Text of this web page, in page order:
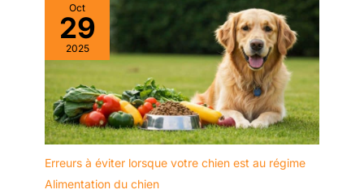
Oct
29
2025
Erreurs à éviter lorsque votre chien est au régime
Alimentation du chien